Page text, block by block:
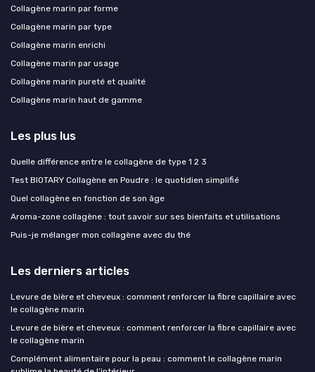
Collagène marin par forme
Collagène marin par type
Collagène marin enrichi
Collagène marin par usage
Collagène marin pureté et qualité
Collagène marin haut de gamme
Les plus lus
Quelle différence entre le collagène de type 1 2 3
Test BIOTARY Collagène en Poudre : le quotidien simplifié
Quel collagène en fonction de son âge
Aroma-zone collagène : tout savoir sur ses bienfaits et utilisations
Puis-je mélanger mon collagène avec du thé
Les derniers articles
Levure de bière et cheveux : comment renforcer la fibre capillaire avec
le collagène marin
Levure de bière et cheveux : comment renforcer la fibre capillaire avec
le collagène marin
Complément alimentaire pour la peau : comment le collagène marin